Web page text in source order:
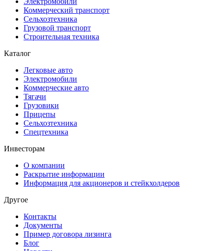
Коммерческий транспорт
Сельхозтехника
Грузовой транспорт
Строительная техника
Каталог
Легковые авто
Электромобили
Коммерческие авто
Тягачи
Грузовики
Прицепы
Сельхозтехника
Спецтехника
Инвесторам
О компании
Раскрытие информации
Информация для акционеров и стейкхолдеров
Другое
Контакты
Документы
Пример договора лизинга
Блог